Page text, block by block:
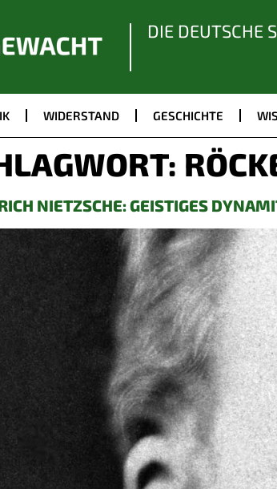
DIE DEUTSCHE
WIDERSTAND GESCHICHTE
NIETZSCHE: GEISTIGES